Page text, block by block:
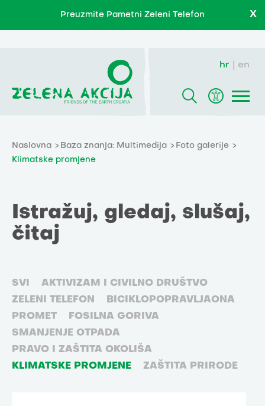
Preuzmite Pametni Zeleni Telefon X
hr en
Naslovna Baza znanja: Multimedija
Foto galerije
Klimatske promjene
Istražuj, gledaj, slušaj,
čitaj
SVI
AKTIVIZAM I CIVILNO DRUŠTVO
ZELENI TELEFON
BICIKLOPOPRAVLJAONA
PROMET
FOSILNA GORIVA
SMANJENJE OTPADA
PRAVO I ZAŠTITA OKOLIŠA
KLIMATSKE PROMJENE
ZAŠTITA PRIRODE